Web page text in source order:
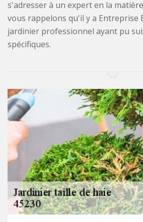
s'adresser à un expert en la
vous rappelons qu'il y a Entreprise
jardinier professionnel ayant pu
spécifiques.